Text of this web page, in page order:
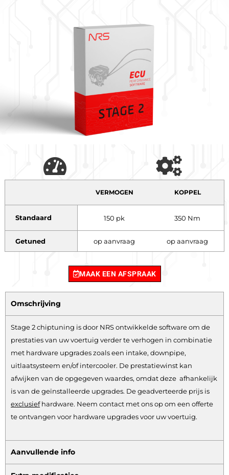
VERMOGEN KOPPEL
Standaard 150 pk 350 Nm
Getuned op aanvraag op aanvraag
MAAK EEN AFSPRAAK
Omschrijving
Stage 2 chiptuning is door NRS ontwikkelde software om de
prestaties van uw voertuig verder te verhogen in combinatie
met hardware upgrades zoals een intake, downpipe,
uitlaatsysteem en/of intercooler. De prestatiewinst kan
afwijken van de opgegeven waardes, omdat deze afhankelijk
is van de geïnstalleerde upgrades. De geadverteerde prijs is
exclusiefhardware. Neem contact met ons op om een offerte
te ontvangen voor hardware upgrades voor uw voertuig.
Aanvullende info